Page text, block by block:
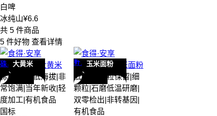
白啤
冰纯山¥6.6
共 5 件商品
5 件好物 查看详情
硃碌科
S级
大黄米
硃碌科有机
大黄米
标准水分
低海拔 非
常饱满 当年新收 轻
度加工 有机食品
国标
野三坡
S级
玉米面粉
野三坡有机玉米面粉
低含水
全粒保留 细
颗粒 石磨低温研磨
双零检出 非转基因
有机食品